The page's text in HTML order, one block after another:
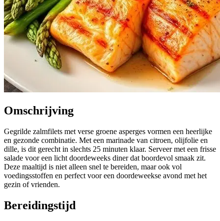
Omschrijving
Gegrilde zalmfilets met verse groene asperges vormen een heerlijke
en gezonde combinatie. Met een marinade van citroen, olijfolie en
dille, is dit gerecht in slechts 25 minuten klaar. Serveer met een frisse
salade voor een licht doordeweeks diner dat boordevol smaak zit.
Deze maaltijd is niet alleen snel te bereiden, maar ook vol
voedingsstoffen en perfect voor een doordeweekse avond met het
gezin of vrienden.
Bereidingstijd